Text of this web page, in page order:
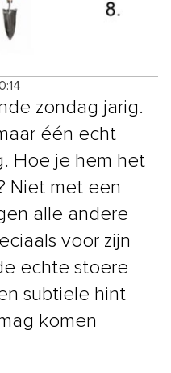
zondag jarig.
één echt
Hoe je hem het
Niet met een
alle andere
voor zijn
echte stoere
subtiele hint
komen